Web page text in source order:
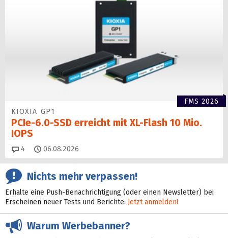
FMS 2026
KIOXIA GP1
PCIe-6.0-SSD erreicht mit XL-Flash 10 Mio.
IOPS
4 Kommentare
06.08.2026
Nichts mehr verpassen!
Erhalte eine Push-Benachrichtigung (oder einen Newsletter) bei
Erscheinen neuer Tests und Berichte: Jetzt anmelden!
Warum Werbebanner?